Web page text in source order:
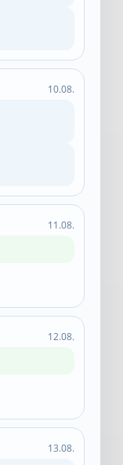
10.08.
11.08.
12.08.
13.08.